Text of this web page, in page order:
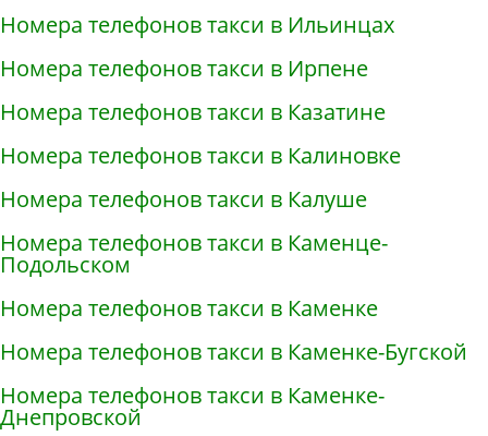
Номера телефонов такси в Ильинцах
Номера телефонов такси в Ирпене
Номера телефонов такси в Казатине
Номера телефонов такси в Калиновке
Номера телефонов такси в Калуше
Номера телефонов такси в Каменце-
Подольском
Номера телефонов такси в Каменке
Номера телефонов такси в Каменке-Бугской
Номера телефонов такси в Каменке-
Днепровской